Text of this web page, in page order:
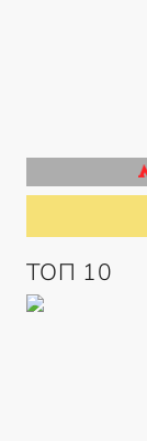
ТОП 10